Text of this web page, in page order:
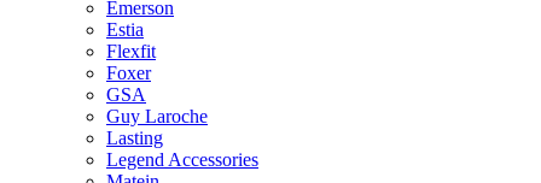
Emerson
Estia
Flexfit
Foxer
GSA
Guy Laroche
Lasting
Legend Accessories